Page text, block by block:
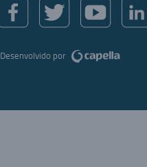
Desenvolvido por